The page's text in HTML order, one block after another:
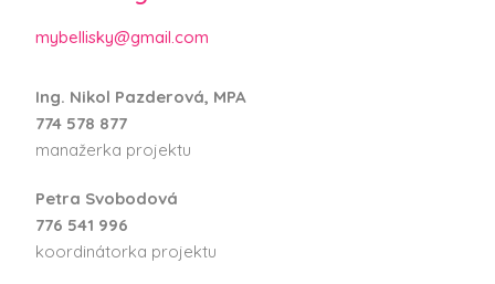
mybellisky@gmail.com
Ing. Nikol Pazderová, MPA
774 578 877
manažerka projektu
Petra Svobodová
776 541 996
koordinátorka projektu